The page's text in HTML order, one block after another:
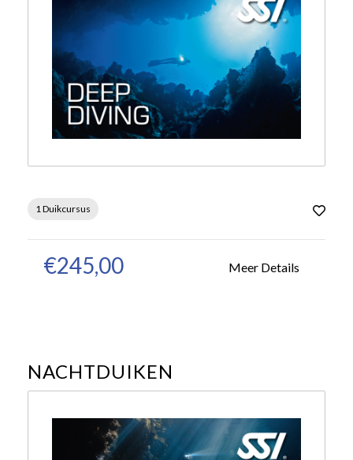
1 Duikcursus
€245,00 Meer Details
NACHTDUIKEN